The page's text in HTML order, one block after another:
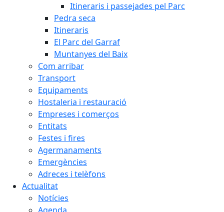
Itineraris i passejades pel Parc
Pedra seca
Itineraris
El Parc del Garraf
Muntanyes del Baix
Com arribar
Transport
Equipaments
Hostaleria i restauració
Empreses i comerços
Entitats
Festes i fires
Agermanaments
Emergències
Adreces i telèfons
Actualitat
Notícies